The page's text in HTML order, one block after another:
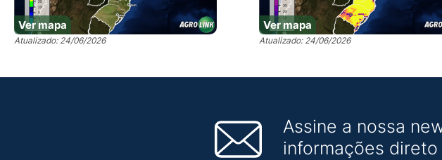
Ver mapa
Atualizado: 24/06/2026
Ver mapa
Atualizado: 24/06/2026
Assine a nossa
informações direto